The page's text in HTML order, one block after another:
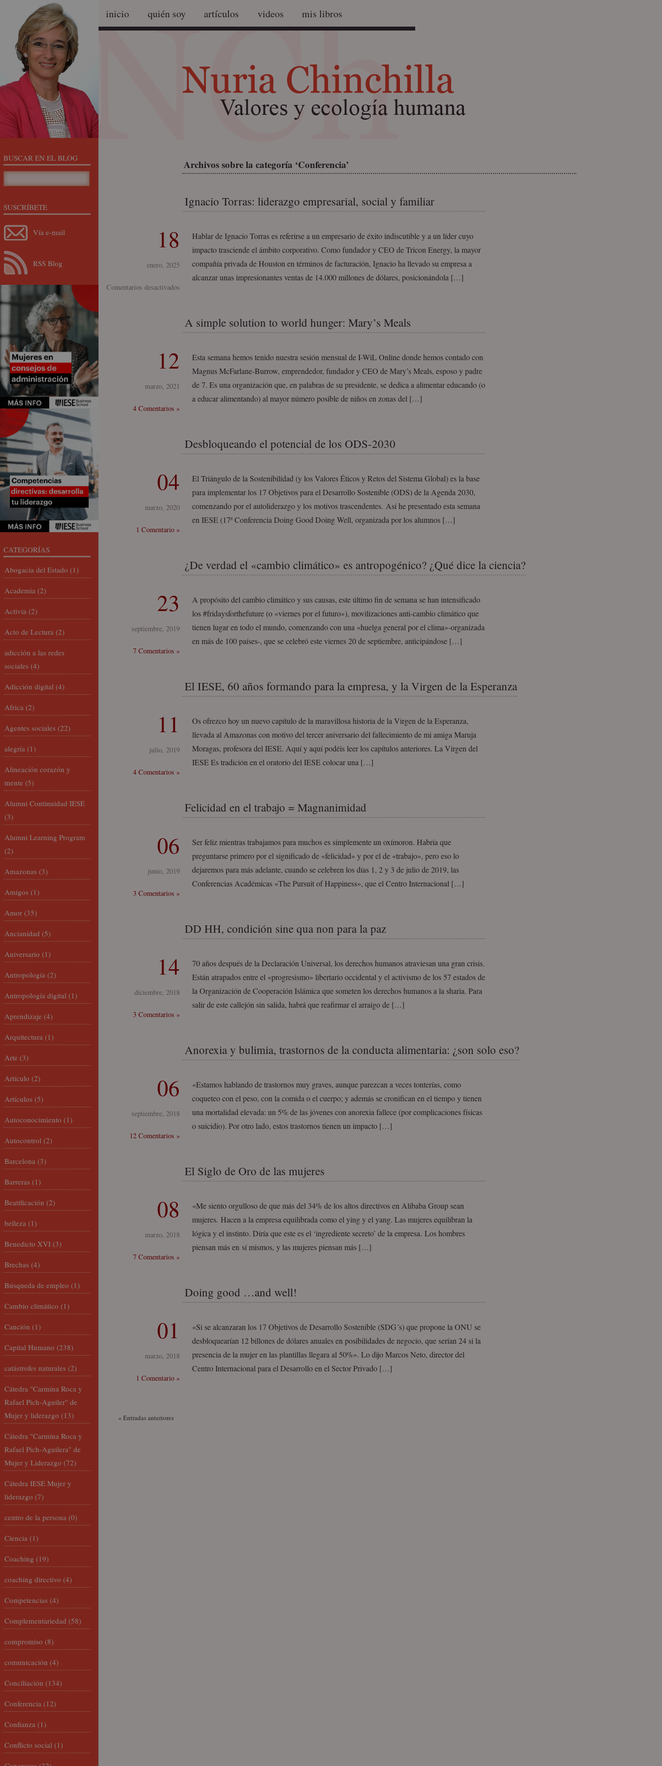
inicio quién soy artículos videos mis libros
Archivos sobre la categoría ‘Conferencia’
Ignacio Torras: liderazgo empresarial, social y familiar
18
enero, 2025
Comentarios desactivados
liderazgo
empresarial,
familiar
Hablar de Ignacio Torras es referirse a un empresario de éxito indiscutible y a un líder cuyo
impacto trasciende el ámbito corporativo. Como fundador y CEO de Tricon Energy, la mayor
compañía privada de Houston en términos de facturación, Ignacio ha llevado su empresa a
alcanzar unas impresionantes ventas de 14.000 millones de dólares, posicionándola […]
A simple solution to world hunger: Mary’s Meals
12
marzo, 2021
4 Comentarios »
Esta semana hemos tenido nuestra sesión mensual de I-WiL Online donde hemos contado con
Magnus McFarlane-Burrow, emprendedor, fundador y CEO de Mary’s Meals, esposo y padre
de 7. Es una organización que, en palabras de su presidente, se dedica a alimentar educando (o
a educar alimentando) al mayor número posible de niños en zonas del […]
Desbloqueando el potencial de los ODS-2030
04
marzo, 2020
1 Comentario »
El Triángulo de la Sostenibilidad (y los Valores Éticos y Retos del Sistema Global) es la base
para implementar los 17 Objetivos para el Desarrollo Sostenible (ODS) de la Agenda 2030,
comenzando por el autoliderazgo y los motivos trascendentes. Así he presentado esta semana
en IESE (17ª Conferencia Doing Good Doing Well, organizada por los alumnos […]
¿De verdad el «cambio climático» es antropogénico? ¿Qué dice la ciencia?
23
septiembre, 2019
7 Comentarios »
A propósito del cambio climático y sus causas, este último fin de semana se han intensificado
los #fridaysforthefuture (o «viernes por el futuro»), movilizaciones anti-cambio climático que
tienen lugar en todo el mundo, comenzando con una «huelga general por el clima»-organizada
en más de 100 países-, que se celebró este viernes 20 de septiembre, anticipándose […]
El IESE, 60 años formando para la empresa, y la Virgen de la Esperanza
11
julio, 2019
4 Comentarios »
Os ofrezco hoy un nuevo capítulo de la maravillosa historia de la Virgen de la Esperanza,
llevada al Amazonas con motivo del tercer aniversario del fallecimiento de mi amiga Maruja
Moragas, profesora del IESE. Aquí y aquí podéis leer los capítulos anteriores. La Virgen del
IESE Es tradición en el oratorio del IESE colocar una […]
Felicidad en el trabajo = Magnanimidad
06
junio, 2019
3 Comentarios »
Ser feliz mientras trabajamos para muchos es simplemente un oxímoron. Habría que
preguntarse primero por el significado de «felicidad» y por el de «trabajo», pero eso lo
dejaremos para más adelante, cuando se celebren los días 1, 2 y 3 de julio de 2019, las
Conferencias Académicas «The Pursuit of Happiness», que el Centro Internacional […]
DD HH, condición sine qua non para la paz
14
diciembre, 2018
3 Comentarios »
70 años después de la Declaración Universal, los derechos humanos atraviesan una gran crisis.
Están atrapados entre el «progresismo» libertario occidental y el activismo de los 57 estados de
la Organización de Cooperación Islámica que someten los derechos humanos a la sharia. Para
salir de este callejón sin salida, habrá que reafirmar el arraigo de […]
Anorexia y bulimia, trastornos de la conducta alimentaria: ¿son solo eso?
06
septiembre, 2018
12 Comentarios »
«Estamos hablando de trastornos muy graves, aunque parezcan a veces tonterías, como
coqueteo con el peso, con la comida o el cuerpo; y además se cronifican en el tiempo y tienen
una mortalidad elevada: un 5% de las jóvenes con anorexia fallece (por complicaciones físicas
o suicidio). Por otro lado, estos trastornos tienen un impacto […]
El Siglo de Oro de las mujeres
08
marzo, 2018
7 Comentarios »
«Me siento orgulloso de que más del 34% de los altos directivos en Alibaba Group sean
mujeres. Hacen a la empresa equilibrada como el ying y el yang. Las mujeres equilibran la
lógica y el instinto. Diría que este es el ‘ingrediente secreto’ de la empresa. Los hombres
piensan más en sí mismos, y las mujeres piensan más […]
Doing good …and well!
01
marzo, 2018
1 Comentario »
«Si se alcanzaran los 17 Objetivos de Desarrollo Sostenible (SDG´s) que propone la ONU se
desbloquearían 12 billones de dólares anuales en posibilidades de negocio, que serían 24 si la
presencia de la mujer en las plantillas llegara al 50%». Lo dijo Marcos Neto, director del
Centro Internacional para el Desarrollo en el Sector Privado […]
« Entradas anteriores
BUSCAR EN EL BLOG
SUSCRÍBETE
Vía e-mail
RSS Blog
CATEGORÍAS
Abogacía del Estado (1)
Academia (2)
Activia (2)
Acto de Lectura (2)
adicción a las redes
sociales (4)
Adicción digital (4)
Africa (2)
Agentes sociales (22)
alegría (1)
Alineación corazón y
mente (5)
Alumni Continuidad IESE
(3)
Alumni Learning Program
(2)
Amazonas (3)
Amigos (1)
Amor (35)
Ancianidad (5)
Aniversario (1)
Antropología (2)
Antropología digital (1)
Aprendizaje (4)
Arquitectura (1)
Arte (3)
Artículo (2)
Artículos (5)
Autoconocimiento (1)
Autocontrol (2)
Barcelona (3)
Barreras (1)
Beatificación (2)
belleza (1)
Benedicto XVI (3)
Brechas (4)
Búsqueda de empleo (1)
Cambio climático (1)
Canción (1)
Capital Humano (238)
catástrofes naturales (2)
Cátedra "Carmina Roca y
Rafael Pich-Aguiler" de
Mujer y liderazgo (13)
Cátedra "Carmina Roca y
Rafael Pich-Aguilera" de
Mujer y Liderazgo (72)
Cátedra IESE Mujer y
liderazgo (7)
centro de la persona (0)
Ciencia (1)
Coaching (19)
coaching directivo (4)
Competencias (4)
Complementariedad (58)
compromiso (8)
comunicación (4)
Conciliación (134)
Conferencia (12)
Confianza (1)
Conflicto social (1)